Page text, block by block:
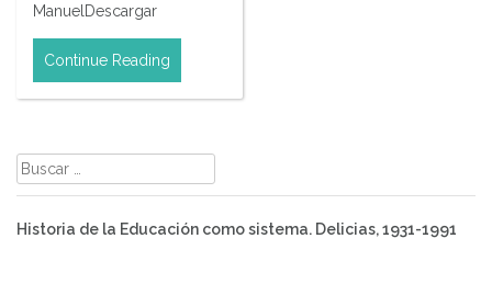
ManuelDescargar
Continue Reading
Buscar:
Historia de la Educación como sistema. Delicias, 1931-1991